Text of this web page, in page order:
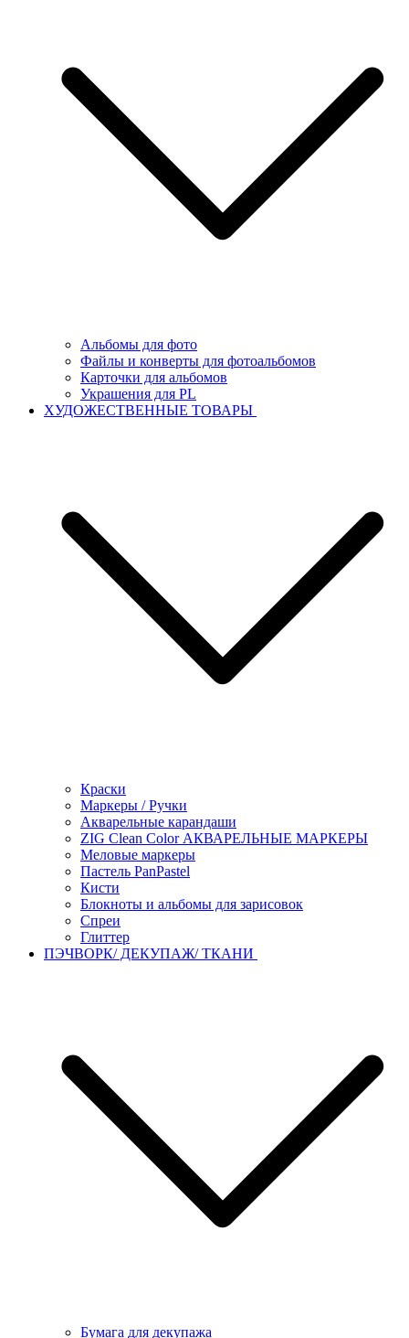
Альбомы для фото
Файлы и конверты для фотоальбомов
Карточки для альбомов
Украшения для PL
ХУДОЖЕСТВЕННЫЕ ТОВАРЫ
Краски
Маркеры / Ручки
Акварельные карандаши
ZIG Clean Color АКВАРЕЛЬНЫЕ МАРКЕРЫ
Меловые маркеры
Пастель PanPastel
Кисти
Блокноты и альбомы для зарисовок
Спреи
Глиттер
ПЭЧВОРК/ ДЕКУПАЖ/ ТКАНИ
Бумага для декупажа